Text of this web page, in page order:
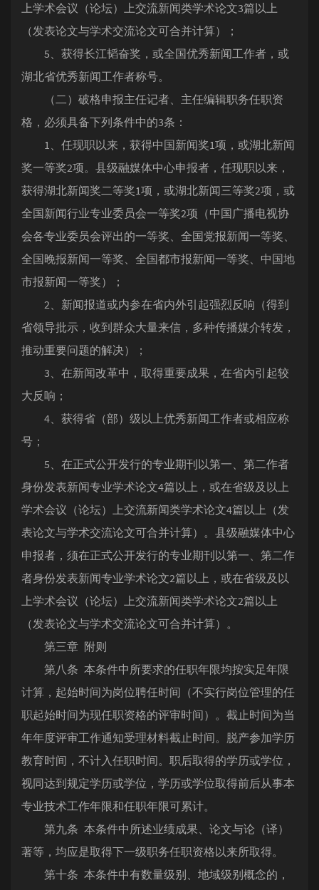
上学术会议（论坛）上交流新闻类学术论文3篇以上
（发表论文与学术交流论文可合并计算）；
5、获得长江韬奋奖，或全国优秀新闻工作者，或
湖北省优秀新闻工作者称号。
（二）破格申报主任记者、主任编辑职务任职资
格，必须具备下列条件中的3条：
1、任现职以来，获得中国新闻奖1项，或湖北新闻
奖一等奖2项。县级融媒体中心申报者，任现职以来，
获得湖北新闻奖二等奖1项，或湖北新闻三等奖2项，或
全国新闻行业专业委员会一等奖2项（中国广播电视协
会各专业委员会评出的一等奖、全国党报新闻一等奖、
全国晚报新闻一等奖、全国都市报新闻一等奖、中国地
市报新闻一等奖）；
2、新闻报道或内参在省内外引起强烈反响（得到
省领导批示，收到群众大量来信，多种传播媒介转发，
推动重要问题的解决）；
3、在新闻改革中，取得重要成果，在省内引起较
大反响；
4、获得省（部）级以上优秀新闻工作者或相应称
号；
5、在正式公开发行的专业期刊以第一、第二作者
身份发表新闻专业学术论文4篇以上，或在省级及以上
学术会议（论坛）上交流新闻类学术论文4篇以上（发
表论文与学术交流论文可合并计算）。县级融媒体中心
申报者，须在正式公开发行的专业期刊以第一、第二作
者身份发表新闻专业学术论文2篇以上，或在省级及以
上学术会议（论坛）上交流新闻类学术论文2篇以上
（发表论文与学术交流论文可合并计算）。
第三章 附则
第八条 本条件中所要求的任职年限均按实足年限
计算，起始时间为岗位聘任时间（不实行岗位管理的任
职起始时间为现任职资格的评审时间）。截止时间为当
年年度评审工作通知受理材料截止时间。脱产参加学历
教育时间，不计入任职时间。职后取得的学历或学位，
视同达到规定学历或学位，学历或学位取得前后从事本
专业技术工作年限和任职年限可累计。
第九条 本条件中所述业绩成果、论文与论（译）
著等，均应是取得下一级职务任职资格以来所取得。
第十条 本条件中有数量级别、地域级别概念的，